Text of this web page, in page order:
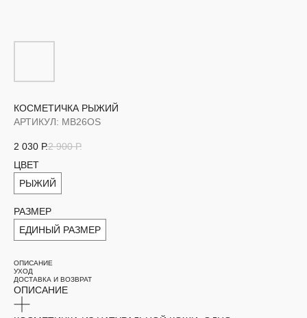
КОСМЕТИЧКА РЫЖИЙ
АРТИКУЛ: MB26OS
2 030 Р.2 900 Р.
ЦВЕТ
РЫЖИЙ
РАЗМЕР
ЕДИНЫЙ РАЗМЕР
ОПИСАНИЕ
УХОД
ДОСТАВКА И ВОЗВРАТ
ОПИСАНИЕ